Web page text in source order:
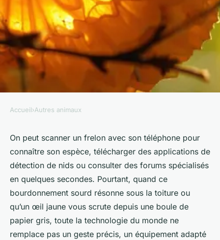
Guide pratique pour éliminer
efficacement un nid de frelon
Brune•23/04/2026 18:17• 10 min de lecture
Accueil›Autres animaux
On peut scanner un frelon avec son téléphone pour
connaître son espèce, télécharger des applications de
détection de nids ou consulter des forums spécialisés
en quelques secondes. Pourtant, quand ce
bourdonnement sourd résonne sous la toiture ou
qu’un œil jaune vous scrute depuis une boule de
papier gris, toute la technologie du monde ne
remplace pas un geste précis, un équipement adapté